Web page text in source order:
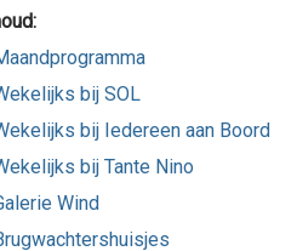
bij SOL
bij Iedereen aan Boord
bij Tante Nino
Wind